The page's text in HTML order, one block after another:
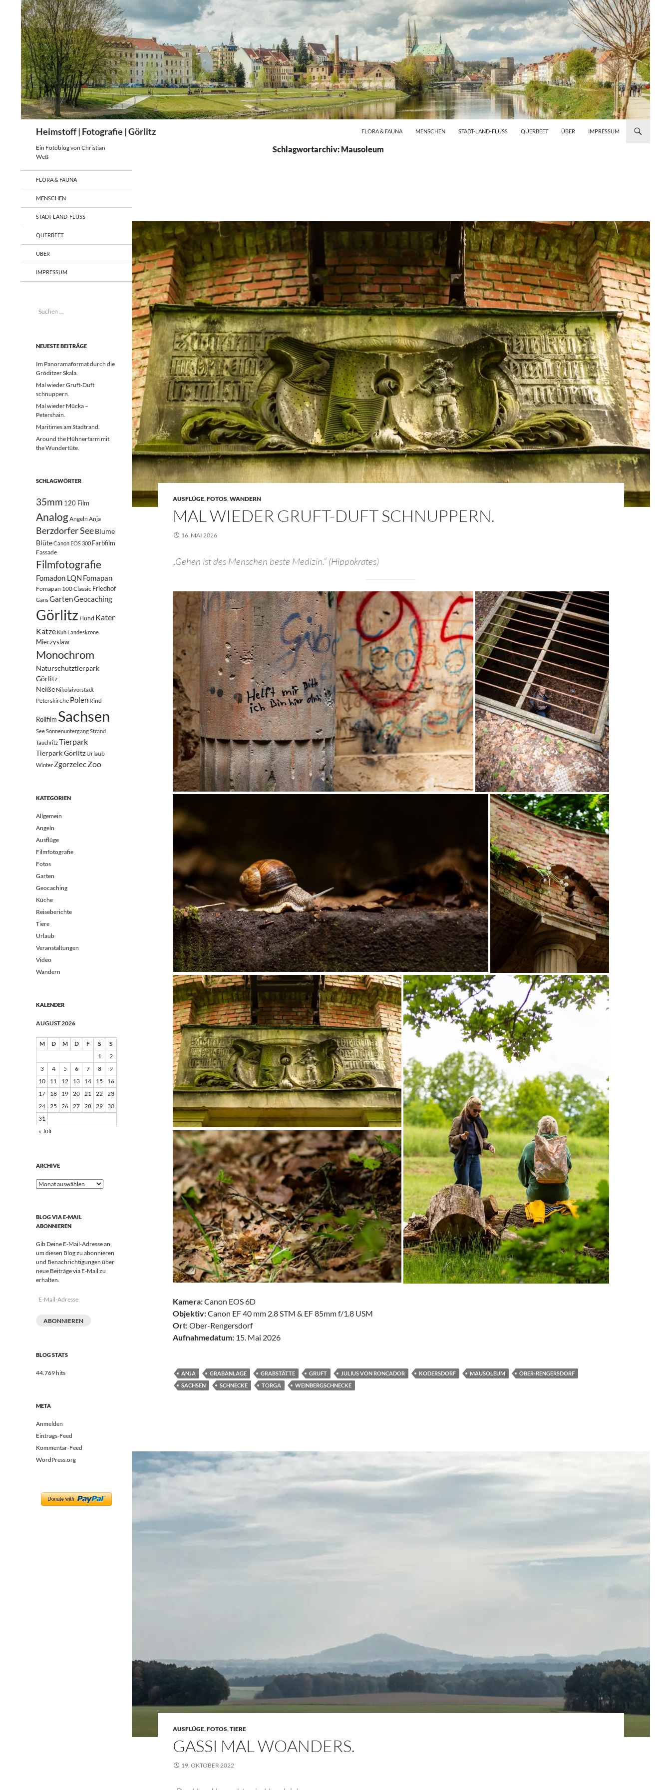
springen
Heimstoff | Fotografie | Görlitz FLORA & FAUNA MENSCHEN STADT-LAND-FLUSS QUERBEET ÜBER IMPRESSUM
Schlagwortarchiv: Mausoleum
AUSFLÜGE,FOTOS,WANDERN
MAL WIEDER GRUFT-DUFT SCHNUPPERN.
16. MAI 2026
„Gehen ist des Menschen beste Medizin.“ (Hippokrates)
Kamera:Canon EOS 6D
Objektiv:Canon EF 40 mm 2.8 STM & EF 85mm f/1.8 USM
Ort:Ober-Rengersdorf
Aufnahmedatum: 15. Mai 2026
ANJA GRABANLAGE GRABSTÄTTE GRUFT JULIUS VON RONCADOR KODERSDORF MAUSOLEUM
OBER-RENGERSDORF
SACHSEN
SCHNECKE TORGA WEINBERGSCHNECKE
AUSFLÜGE,FOTOS,TIERE
GASSI MAL WOANDERS.
19. OKTOBER 2022
Ein Fotoblog von Christian
Weß
FLORA & FAUNA
MENSCHEN
STADT-LAND-FLUSS
QUERBEET
ÜBER
IMPRESSUM
Suchen
NEUESTE BEITRÄGE
Im Panoramaformat durch die
Gröditzer Skala.
Mal wieder Gruft-Duft
schnuppern.
Mal wieder Mücka –
Petershain.
Maritimes am Stadtrand.
Around the Hühnerfarm mit
the Wundertüte.
SCHLAGWÖRTER
35mm 120 Film
AnalogAngeln Anja
Berzdorfer SeeBlume
BlüteCanon EOS 300 Farbfilm
Fassade
Filmfotografie
Fomadon LQN Fomapan
Fomapan 100 Classic Friedhof
GansGartenGeocaching
Görlitz Hund Kater
Katze Kuh Landeskrone
Mieczyslaw
Monochrom
Naturschutztierpark
Görlitz
Neiße Nikolaivorstadt
Peterskirche Polen Rind
Rollfilm Sachsen
SeeSonnenuntergangStrand
TauchritzTierpark
Tierpark Görlitz Urlaub
Winter ZgorzelecZoo
KATEGORIEN
Allgemein
Angeln
Ausflüge
Filmfotografie
Fotos
Garten
Geocaching
Küche
Reiseberichte
Tiere
Urlaub
Veranstaltungen
Video
Wandern
KALENDER
AUGUST 2026
M D M D F S
S
1
2
3
4 5 6 7 8
9
10
11 12 13 14 15
16
17
18 19 20 21 22 23
24 25 26 27 28 29
30
31
« Juli
ARCHIVE
Archive
BLOG VIA E-MAIL
ABONNIEREN
Gib Deine E-Mail-Adresse an,
um diesen Blog zu abonnieren
und Benachrichtigungen über
neue Beiträge via E-Mail zu
erhalten.
E-
ABONNIEREN
BLOG STATS
44.769 hits
META
Anmelden
Eintrags-Feed
Kommentar-Feed
WordPress.org